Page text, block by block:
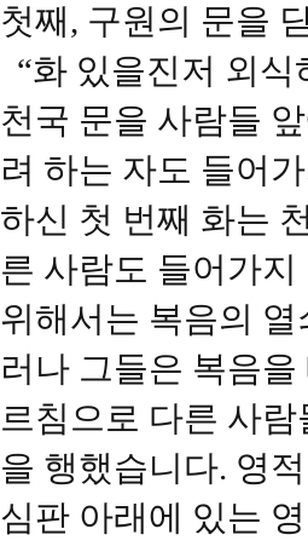
첫째, 구원의 문을
“화 있을진저 외
천국 문을 사람들
려 하는 자도 들어
하신 첫 번째 화는
른 사람도 들어가
위해서는 복음의
러나 그들은 복음
르침으로 다른 사
을 행했습니다. 영
심판 아래에 있는